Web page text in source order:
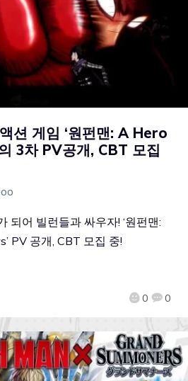
션 게임 ‘원펀맨: A Hero
3차 PV공개, CBT 모집
0 0
되어 빌런들과 싸우자! ‘원펀맨:
PV 공개, CBT 모집 중!